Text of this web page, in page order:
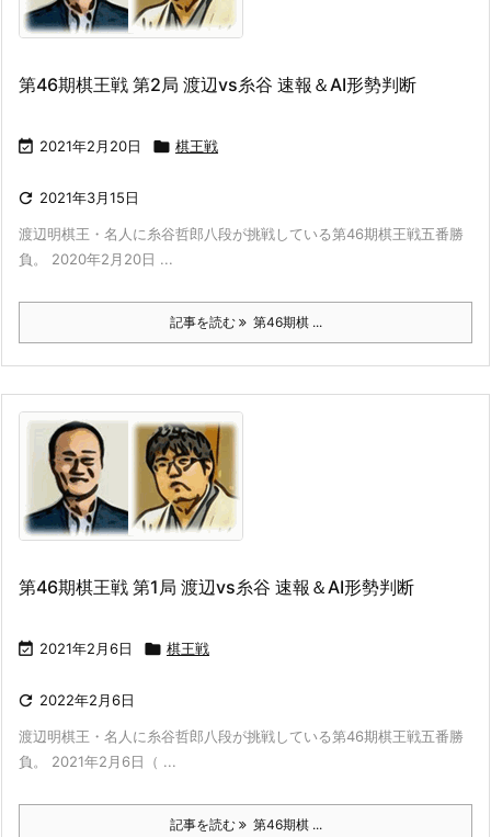
第46期棋王戦 第2局 渡辺vs糸谷 速報＆AI形勢判断
 2021年2月20日  棋王戦
 2021年3月15日
渡辺明棋王・名人に糸谷哲郎八段が挑戦している第46期棋王戦五番勝
負。 2020年2月20日 ...
記事を読む 第46期棋 ...
第46期棋王戦 第1局 渡辺vs糸谷 速報＆AI形勢判断
 2021年2月6日  棋王戦
 2022年2月6日
渡辺明棋王・名人に糸谷哲郎八段が挑戦している第46期棋王戦五番勝
負。 2021年2月6日（ ...
記事を読む 第46期棋 ...